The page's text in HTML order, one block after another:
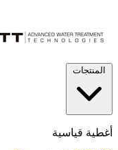
المنتجات
أغطية قياسية